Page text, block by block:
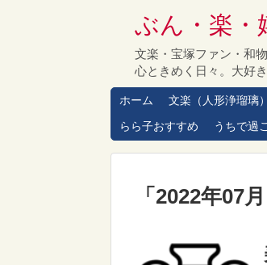
ぶん・楽・
文楽・宝塚ファン・和
心ときめく日々。大好
ホーム 文楽（人形浄瑠璃）
らら子おすすめ
うちで過
「 2022年07月